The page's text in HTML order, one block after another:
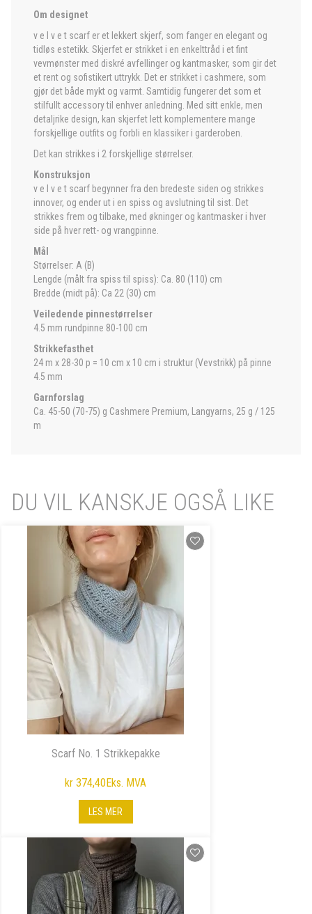
Om designet
v e l v e t scarf er et lekkert skjerf, som fanger en elegant og
tidløs estetikk. Skjerfet er strikket i en enkelttråd i et fint
vevmønster med diskré avfellinger og kantmasker, som gir det
et rent og sofistikert uttrykk. Det er strikket i cashmere, som
gjør det både mykt og varmt. Samtidig fungerer det som et
stilfullt accessory til enhver anledning. Med sitt enkle, men
detaljrike design, kan skjerfet lett komplementere mange
forskjellige outfits og forbli en klassiker i garderoben.
Det kan strikkes i 2 forskjellige størrelser.
Konstruksjon
v e l v e t scarf begynner fra den bredeste siden og strikkes
innover, og ender ut i en spiss og avslutning til sist. Det
strikkes frem og tilbake, med økninger og kantmasker i hver
side på hver rett- og vrangpinne.
Mål
Størrelser: A (B)
Lengde (målt fra spiss til spiss): Ca. 80 (110) cm
Bredde (midt på): Ca 22 (30) cm
Veiledende pinnestørrelser
4.5 mm rundpinne 80-100 cm
Strikkefasthet
24 m x 28-30 p = 10 cm x 10 cm i struktur (Vevstrikk) på pinne
4.5 mm
Garnforslag
Ca. 45-50 (70-75) g Cashmere Premium, Langyarns, 25 g / 125
m
DU VIL KANSKJE OGSÅ LIKE
Scarf No. 1 Strikkepakke
kr 374,40Eks. MVA
LES MER